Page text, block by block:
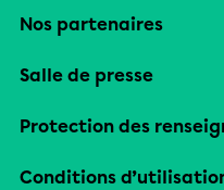
Nos partenaires
Salle de presse
Protection des
Conditions